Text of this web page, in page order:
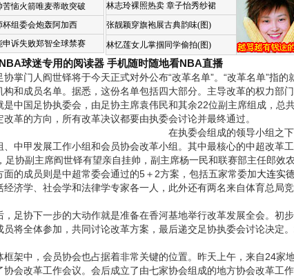
苦恼火箭唯麦蒂敢突破
杯组委会炮轰阿加西
申诉失败郑智全球禁赛
林志玲裸照热卖 章子怡秀纱裙
张靓颖穿旗袍展古典韵味(图)
林忆莲女儿掌掴同学偷拍(图)
NBA球迷专用的阅读器 手机随时随地看NBA直播
门人阎世铎将于今天正式对外公布“改革名单”。“改革名单”指的
构和成员名单。据悉，这份名单包括四大部分。主导改革的权力部
是中国足协执委会，由足协主席袁伟民和其余22位副主席组成，总
改革的方向，所有改革决议都要由执委会讨论并最终通过。
在执委会组成的领导小组之下
、中甲发展工作小组和会员协会改革小组。其中最核心的中超改革
足协副主席阎世铎有望亲自挂帅，副主席杨一民和联赛部主任郎效
面的成员则是中超常委会通过的5＋2方案，包括五家常委加大连实
经济学、社会学和法律学专家各一人，此外还有两名来自体育总局
协下一步的大动作就是准备在香河基地举行改革发展全会。初
员将全体参加，共同讨论改革方案，最后递交足协执委会讨论决定
中，会员协会也占据着非常关键的位置。昨天上午，来自24家
协会改革工作会议。会后成立了由七家协会组成的地方协会改革工